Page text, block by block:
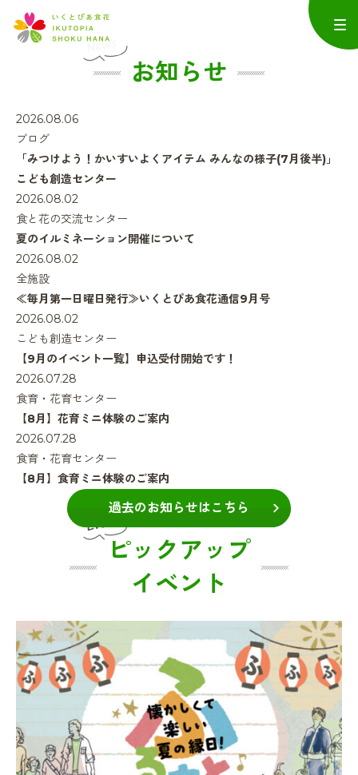
お知らせ
2026.08.06
ブログ
「みつけよう！かいすいよくアイテム みんなの様子(7月後半)」
こども創造センター
2026.08.02
食と花の交流センター
夏のイルミネーション開催について
2026.08.02
全施設
≪毎月第一日曜日発行≫いくとぴあ食花通信9月号
2026.08.02
こども創造センター
【9月のイベント一覧】申込受付開始です！
2026.07.28
食育・花育センター
【8月】花育ミニ体験のご案内
2026.07.28
食育・花育センター
【8月】食育ミニ体験のご案内
過去のお知らせはこちら
ピックアップ
イベント